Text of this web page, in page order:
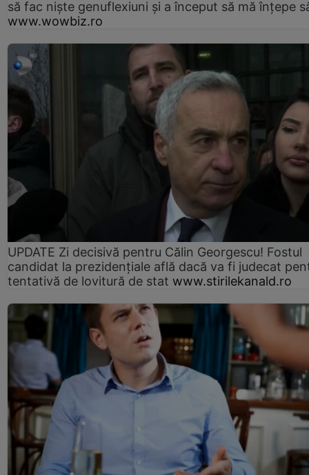
să fac niște genuflexiuni și a început să mă înțepe
www.wowbiz.ro
UPDATE Zi decisivă pentru Călin Georgescu! Fostul
candidat la prezidențiale află dacă va fi judecat
tentativă de lovitură de stat www.stirilekanald.ro